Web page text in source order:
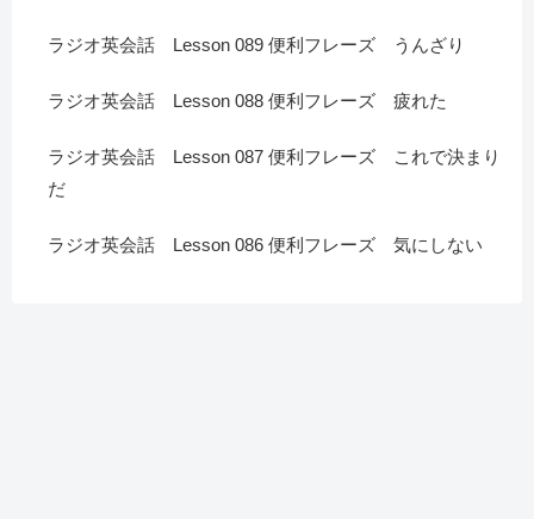
ラジオ英会話 Lesson 089 便利フレーズ うんざり
ラジオ英会話 Lesson 088 便利フレーズ 疲れた
ラジオ英会話 Lesson 087 便利フレーズ これで決まり
だ
ラジオ英会話 Lesson 086 便利フレーズ 気にしない